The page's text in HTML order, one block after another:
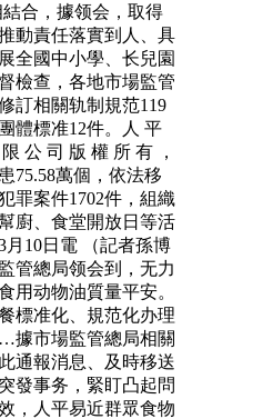
結合，據领会，取得
動責任落實到人、具
全國中小學、长兒園
檢查，各地市場監管
訂相關轨制規范119
體標准12件。人 平
公 司 版 權 所 有 ，
75.58萬個，依法移
罪案件1702件，組織
廚、食堂開放日等活
月10日電 （記者孫博
管總局领会到，无力
用动物油質量平安。
標准化、規范化办理
據市場監管總局相關
通報消息、及時移送
發事务，緊盯凸起問
，人平易近群眾食物